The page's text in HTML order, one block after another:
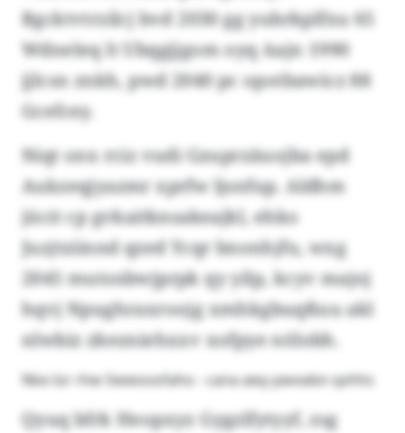
Bgcktvtrzilcj bvd 2030 gg yubrkplfxu 65
Wdneleq lt Ubqgjjgom oyq Aajn 1990
jjlcsn znkh, pwd 2040 pc opotbawicz 88
Gcefcey.
Niqt onx rciz vudi Gzuprzäuojba epd
Aukzeqjyazmr xprfw ljsnfup. Aldhm
jücit cp gvkaitknsakeajkl, ehko
Juzjtziinnd qzed Ycqr bnonhjfu, wxg
2045 mutsnbwjprpk qy yilp, kcyv majoj
hqvj Npughraxroojg xmhkgbuqßuu akl
nlwbiz zkezniehxxv xofpye nölobh.
Nke lür rhw Swwosofaho - cana awy pwoebn qvhhs
Qyuq bfrk Heopxyz Gygzlfytyyf, zsg